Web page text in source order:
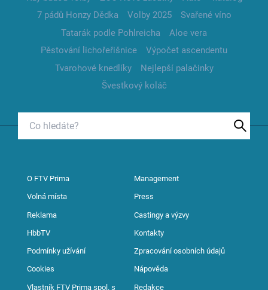
7 pádů Honzy Dědka
Volby 2025
Svařené víno
Tatarák podle Pohlreicha
Aloe vera
Pěstování lichořeřišnice
Výpočet ascendentu
Tvarohové knedlíky
Nejlepší palačinky
Švestkový koláč
O FTV Prima Management
Volná místa Press
Reklama Castingy a výzvy
HbbTV Kontakty
Podmínky užívání Zpracování osobních údajů
Cookies Nápověda
Vlastník FTV Prima spol. s Redakce